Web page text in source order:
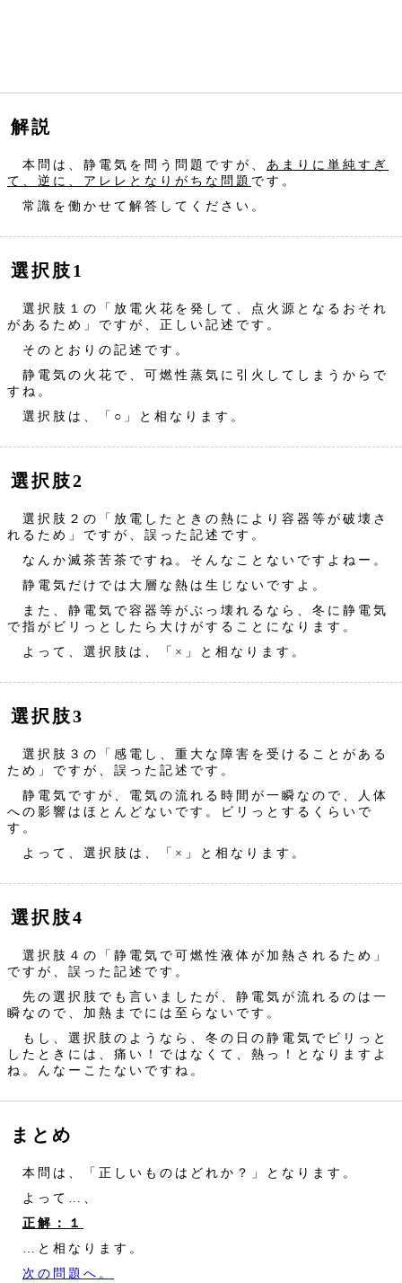
解説
本問は、静電気を問う問題ですが、 あまりに単純すぎ
て、逆に、アレレとなりがちな問題 です。
常識を働かせて解答してください。
選択肢1
選択肢１の「放電火花を発して、点火源となるおそれ
があるため」ですが、正しい記述です。
そのとおりの記述です。
静電気の火花で、可燃性蒸気に引火してしまうからで
すね。
選択肢は、「○」と相なります。
選択肢2
選択肢２の「放電したときの熱により容器等が破壊さ
れるため」ですが、誤った記述です。
なんか滅茶苦茶ですね。そんなことないですよねー。
静電気だけでは大層な熱は生じないですよ。
また、静電気で容器等がぶっ壊れるなら、冬に静電気
で指がビリっとしたら大けがすることになります。
よって、選択肢は、「×」と相なります。
選択肢3
選択肢３の「感電し、重大な障害を受けることがある
ため」ですが、誤った記述です。
静電気ですが、電気の流れる時間が一瞬なので、人体
への影響はほとんどないです。ビリっとするくらいで
す。
よって、選択肢は、「×」と相なります。
選択肢4
選択肢４の「静電気で可燃性液体が加熱されるため」
ですが、誤った記述です。
先の選択肢でも言いましたが、静電気が流れるのは一
瞬なので、加熱までには至らないです。
もし、選択肢のようなら、冬の日の静電気でビリっと
したときには、痛い！ではなくて、熱っ！となりますよ
ね。んなーこたないですね。
まとめ
本問は、「正しいものはどれか？」となります。
よって…、
正解：１
…と相なります。
次の問題へ。